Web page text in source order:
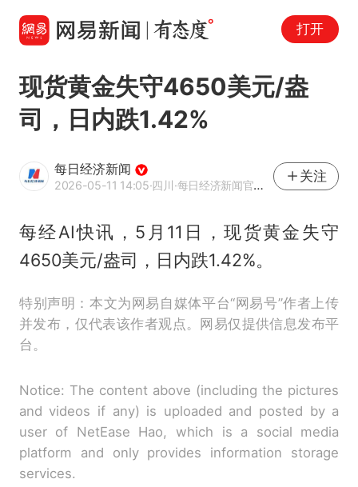
打开
现货黄金失守4650美元/盎
司，日内跌1.42%
每日经济新闻
2026-05-11 14:05·四川·每日经济新闻官方网易号
关注
每经AI快讯，5月11日，现货黄金失守
4650美元/盎司，日内跌1.42%。
特别声明：本文为网易自媒体平台“网易号”作者上传
并发布，仅代表该作者观点。网易仅提供信息发布平
台。
Notice: The content above (including the pictures
and videos if any) is uploaded and posted by a
user of NetEase Hao, which is a social media
platform and only provides information storage
services.